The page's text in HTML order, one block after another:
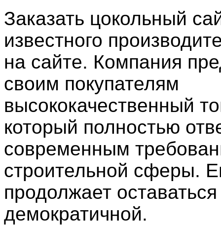
Заказать цокольный
известного
на сайте. Компания
своим покупателям
высококачественный
который полностью
современным
строительной сферы.
продолжает оставаться
демократичной.